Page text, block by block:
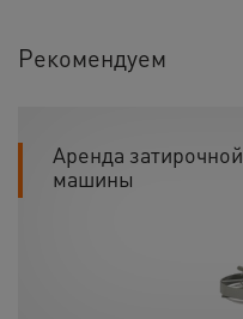
Рекомендуем
Аренда затирочной
машины